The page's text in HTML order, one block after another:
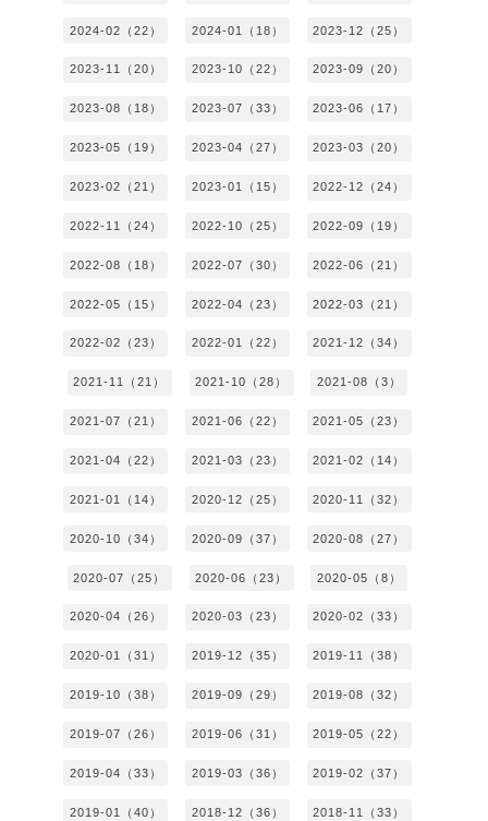
2024-02（22） 2024-01（18） 2023-12（25）
2023-11（20） 2023-10（22） 2023-09（20）
2023-08（18） 2023-07（33） 2023-06（17）
2023-05（19） 2023-04（27） 2023-03（20）
2023-02（21） 2023-01（15） 2022-12（24）
2022-11（24） 2022-10（25） 2022-09（19）
2022-08（18） 2022-07（30） 2022-06（21）
2022-05（15） 2022-04（23） 2022-03（21）
2022-02（23） 2022-01（22） 2021-12（34）
2021-11（21） 2021-10（28） 2021-08（3）
2021-07（21） 2021-06（22） 2021-05（23）
2021-04（22） 2021-03（23） 2021-02（14）
2021-01（14） 2020-12（25） 2020-11（32）
2020-10（34） 2020-09（37） 2020-08（27）
2020-07（25） 2020-06（23） 2020-05（8）
2020-04（26） 2020-03（23） 2020-02（33）
2020-01（31） 2019-12（35） 2019-11（38）
2019-10（38） 2019-09（29） 2019-08（32）
2019-07（26） 2019-06（31） 2019-05（22）
2019-04（33） 2019-03（36） 2019-02（37）
2019-01（40） 2018-12（36） 2018-11（33）